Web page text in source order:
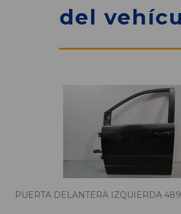
del
PUERTA DELANTERA IZQUIERDA